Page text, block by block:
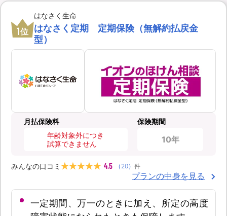
1位
はなさく生命
はなさく定期 定期保険（無解約払戻金
型）
月払保険料
年齢対象外につき
試算できません
保険期間
10年
みんなの口コミ 4.5 （ 20） 件
プランの中身を見る
一定期間、万一のときに加え、所定の高度